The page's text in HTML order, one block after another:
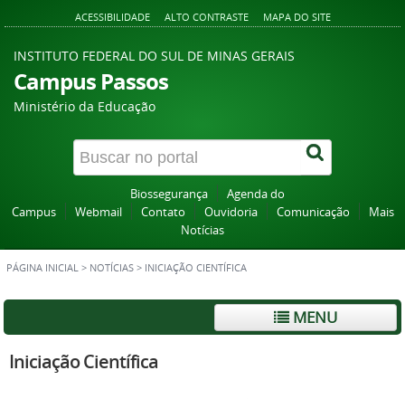
ACESSIBILIDADE ALTO CONTRASTE MAPA DO SITE
INSTITUTO FEDERAL DO SUL DE MINAS GERAIS
Campus Passos
Ministério da Educação
Biossegurança
Agenda do
Campus
Webmail Contato Ouvidoria Comunicação
Mais
Notícias
PÁGINA INICIAL > NOTÍCIAS > INICIAÇÃO CIENTÍFICA
MENU
Iniciação Científica